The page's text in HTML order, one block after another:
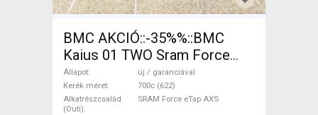
BMC AKCIÓ::-35%%::BMC
Kaius 01 TWO Sram Force
eTap(54 Gravel / CX SRAM
Force eTap AXS tárcsafék új /
garanciával ELADÓ
Állapot
új / garanciával
Kerék méret
700c (622)
Alkatrészcsalád
(Outi)
SRAM Force eTap AXS